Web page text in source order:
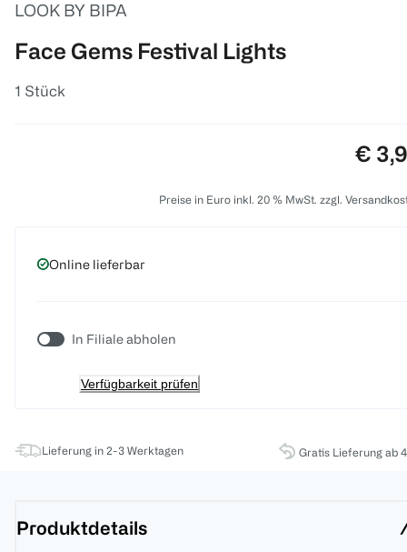
LOOK BY BIPA
Face Gems Festival Lights
1 Stück
€
Preise in Euro inkl. 20 % MwSt. zzgl.
Online lieferbar
In Filiale abholen
Verfügbarkeit prüfen
Lieferung in 2-3 Werktagen Gratis Lieferung ab
Produktdetails